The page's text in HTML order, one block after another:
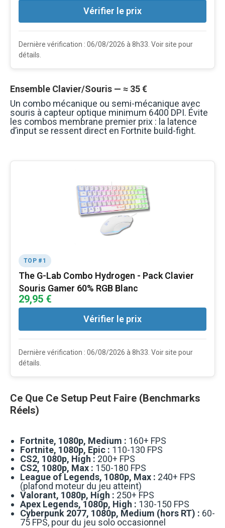
Vérifier le prix
Dernière vérification : 06/08/2026 à 8h33. Voir site pour
détails.
Ensemble Clavier/Souris — ≈ 35 €
Un combo mécanique ou semi-mécanique avec
souris à capteur optique minimum 6400 DPI. Évite
les combos membrane premier prix : la latence
d’input se ressent direct en Fortnite build-fight.
TOP #1
The G-Lab Combo Hydrogen - Pack Clavier
Souris Gamer 60% RGB Blanc
29,95 €
Vérifier le prix
Dernière vérification : 06/08/2026 à 8h33. Voir site pour
détails.
Ce Que Ce Setup Peut Faire (Benchmarks
Réels)
Fortnite, 1080p, Medium : 160+ FPS
Fortnite, 1080p, Epic : 110-130 FPS
CS2, 1080p, High : 200+ FPS
CS2, 1080p, Max : 150-180 FPS
League of Legends, 1080p, Max : 240+ FPS
(plafond moteur du jeu atteint)
Valorant, 1080p, High : 250+ FPS
Apex Legends, 1080p, High : 130-150 FPS
Cyberpunk 2077, 1080p, Medium (hors RT) : 60-
75 FPS, pour du jeu solo occasionnel